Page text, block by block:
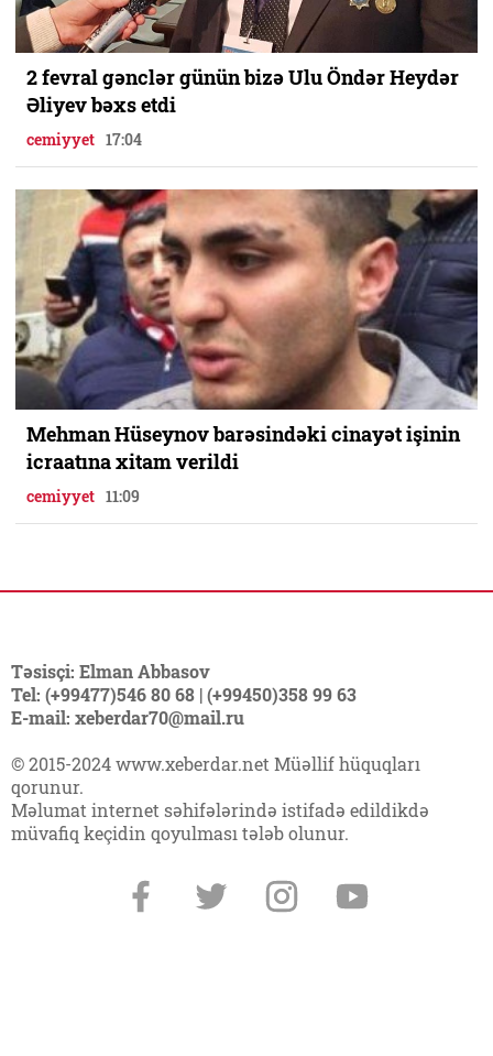
2 fevral gənclər günün bizə Ulu Öndər Heydər
Əliyev bəxs etdi
cemiyyet 17:04
Mehman Hüseynov barəsindəki cinayət işinin
icraatına xitam verildi
cemiyyet 11:09
Təsisçi: Elman Abbasov
Tel: (+99477)546 80 68 | (+99450)358 99 63
E-mail: xeberdar70@mail.ru
© 2015-2024 www.xeberdar.net Müəllif hüquqları
qorunur.
Məlumat internet səhifələrində istifadə edildikdə
müvafiq keçidin qoyulması tələb olunur.